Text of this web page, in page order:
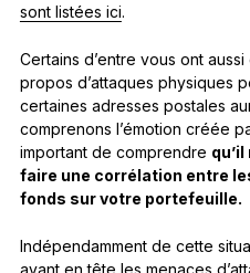
sont listées ici.
Certains d’entre vous ont
propos d’attaques physiques
certaines adresses postales
comprenons l’émotion créée
important de comprendre
faire une corrélation entre
fonds sur votre portefeuille.
Indépendamment de cette
ayant en tête les menaces